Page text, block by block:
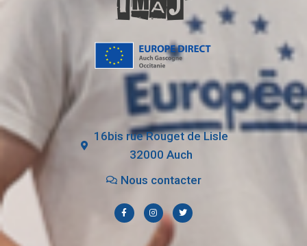
16bis rue Rouget de Lisle
32000 Auch
Nous contacter